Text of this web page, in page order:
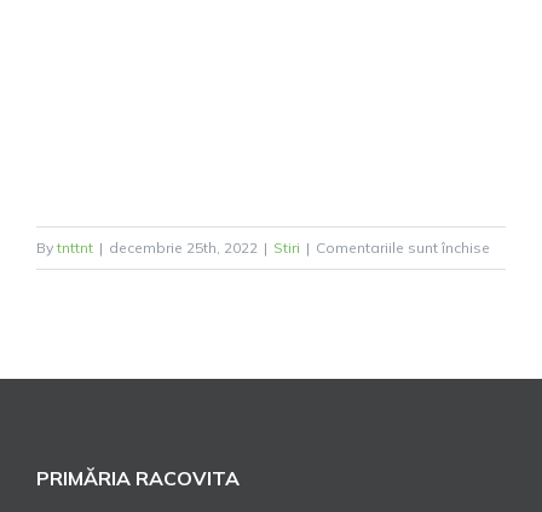
By tnttnt | decembrie 25th, 2022 | Stiri | Comentariile sunt închise
PRIMĂRIA RACOVITA